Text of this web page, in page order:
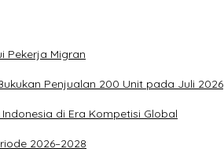
Pekerja Migran
Penjualan 200 Unit pada Juli 2026
di Era Kompetisi Global
2026–2028